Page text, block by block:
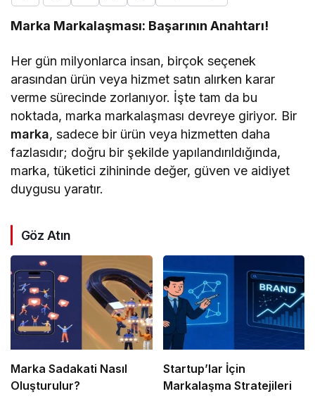
Marka Markalaşması: Başarının Anahtarı!
Her gün milyonlarca insan, birçok seçenek
arasından ürün veya hizmet satın alırken karar
verme sürecinde zorlanıyor. İşte tam da bu
noktada, marka markalaşması devreye giriyor. Bir
marka, sadece bir ürün veya hizmetten daha
fazlasıdır; doğru bir şekilde yapılandırıldığında,
marka, tüketici zihininde değer, güven ve aidiyet
duygusu yaratır.
Göz Atın
Marka Sadakati Nasıl
Oluşturulur?
Startup’lar İçin
Markalaşma Stratejileri